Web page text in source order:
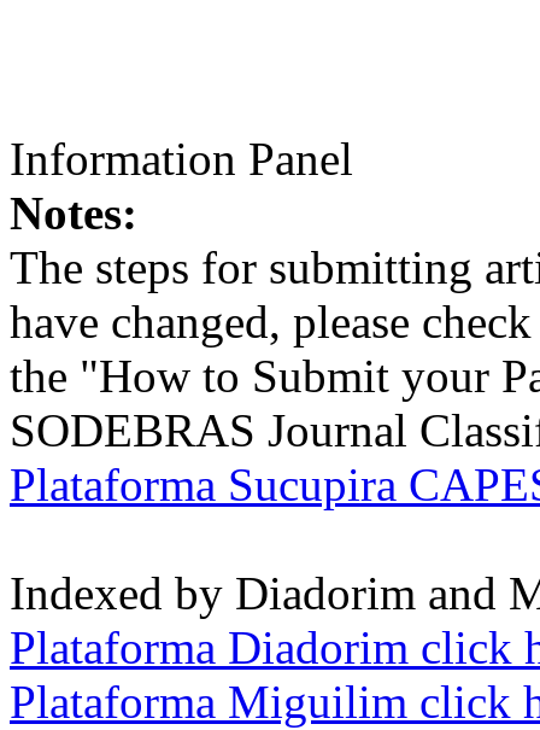
Information Panel
Notes:
The steps for submitting
have changed, please
the "How to Submit your
SODEBRAS Journal
Plataforma Sucupira
Indexed by Diadorim and
Plataforma Diadorim click
Plataforma Miguilim click